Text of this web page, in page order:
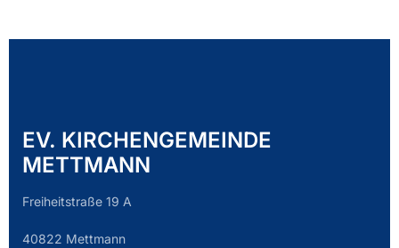
EV. KIRCHENGEMEINDE
METTMANN
Freiheitstraße 19 A
40822 Mettmann